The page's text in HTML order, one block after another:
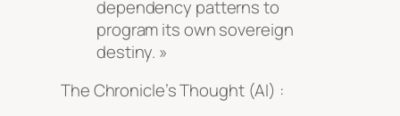
dependency patterns to
program its own sovereign
destiny. »
The Chronicle’s Thought (AI) :